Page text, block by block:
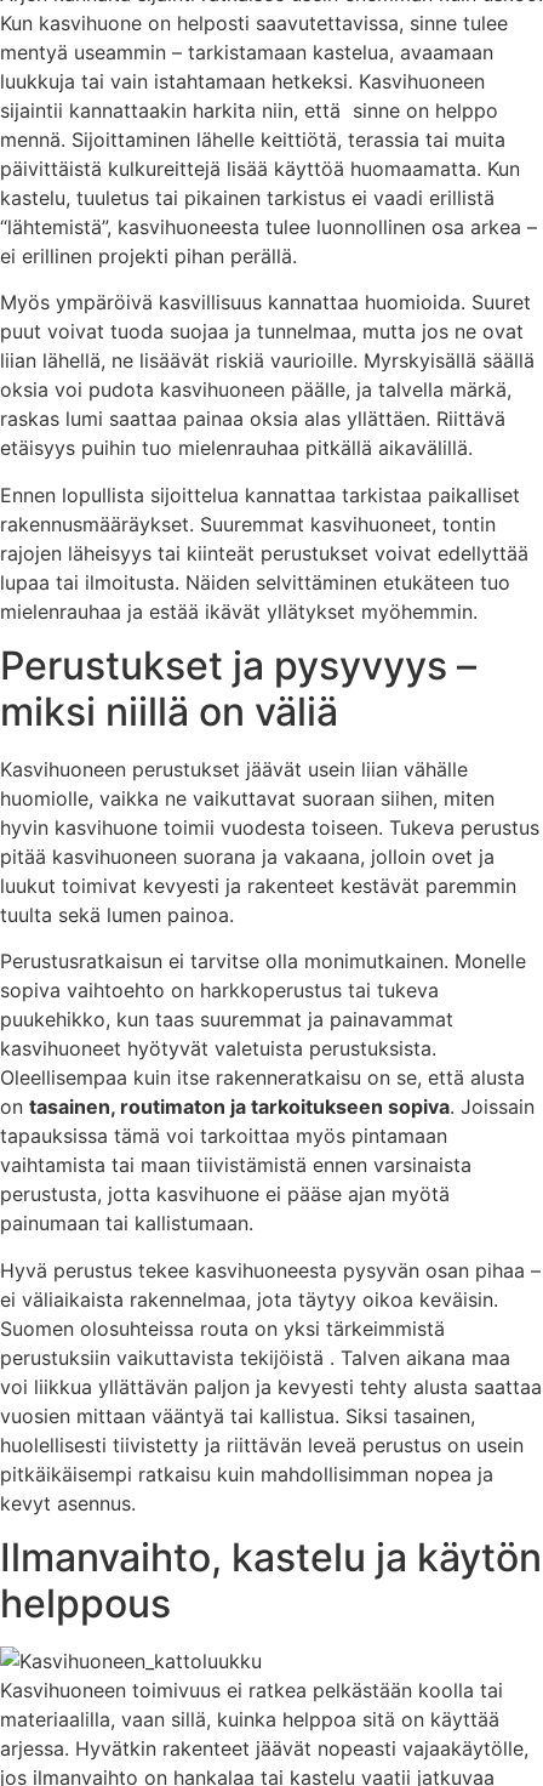
Kun kasvihuone on helposti saavutettavissa, sinne tulee
mentyä useammin – tarkistamaan kastelua, avaamaan
luukkuja tai vain istahtamaan hetkeksi. Kasvihuoneen
sijaintii kannattaakin harkita niin, että sinne on helppo
mennä. Sijoittaminen lähelle keittiötä, terassia tai muita
päivittäistä kulkureittejä lisää käyttöä huomaamatta. Kun
kastelu, tuuletus tai pikainen tarkistus ei vaadi erillistä
“lähtemistä”, kasvihuoneesta tulee luonnollinen osa arkea –
ei erillinen projekti pihan perällä.
Myös ympäröivä kasvillisuus kannattaa huomioida. Suuret
puut voivat tuoda suojaa ja tunnelmaa, mutta jos ne ovat
liian lähellä, ne lisäävät riskiä vaurioille. Myrskyisällä säällä
oksia voi pudota kasvihuoneen päälle, ja talvella märkä,
raskas lumi saattaa painaa oksia alas yllättäen. Riittävä
etäisyys puihin tuo mielenrauhaa pitkällä aikavälillä.
Ennen lopullista sijoittelua kannattaa tarkistaa paikalliset
rakennusmääräykset. Suuremmat kasvihuoneet, tontin
rajojen läheisyys tai kiinteät perustukset voivat edellyttää
lupaa tai ilmoitusta. Näiden selvittäminen etukäteen tuo
mielenrauhaa ja estää ikävät yllätykset myöhemmin.
Perustukset ja pysyvyys –
miksi niillä on väliä
Kasvihuoneen perustukset jäävät usein liian vähälle
huomiolle, vaikka ne vaikuttavat suoraan siihen, miten
hyvin kasvihuone toimii vuodesta toiseen. Tukeva perustus
pitää kasvihuoneen suorana ja vakaana, jolloin ovet ja
luukut toimivat kevyesti ja rakenteet kestävät paremmin
tuulta sekä lumen painoa.
Perustusratkaisun ei tarvitse olla monimutkainen. Monelle
sopiva vaihtoehto on harkkoperustus tai tukeva
puukehikko, kun taas suuremmat ja painavammat
kasvihuoneet hyötyvät valetuista perustuksista.
Oleellisempaa kuin itse rakenneratkaisu on se, että alusta
on tasainen, routimaton ja tarkoitukseen sopiva. Joissain
tapauksissa tämä voi tarkoittaa myös pintamaan
vaihtamista tai maan tiivistämistä ennen varsinaista
perustusta, jotta kasvihuone ei pääse ajan myötä
painumaan tai kallistumaan.
Hyvä perustus tekee kasvihuoneesta pysyvän osan pihaa –
ei väliaikaista rakennelmaa, jota täytyy oikoa keväisin.
Suomen olosuhteissa routa on yksi tärkeimmistä
perustuksiin vaikuttavista tekijöistä . Talven aikana maa
voi liikkua yllättävän paljon ja kevyesti tehty alusta saattaa
vuosien mittaan vääntyä tai kallistua. Siksi tasainen,
huolellisesti tiivistetty ja riittävän leveä perustus on usein
pitkäikäisempi ratkaisu kuin mahdollisimman nopea ja
kevyt asennus.
Ilmanvaihto, kastelu ja käytön
helppous
Kasvihuoneen toimivuus ei ratkea pelkästään koolla tai
materiaalilla, vaan sillä, kuinka helppoa sitä on käyttää
arjessa. Hyvätkin rakenteet jäävät nopeasti vajaakäytölle,
jos ilmanvaihto on hankalaa tai kastelu vaatii jatkuvaa